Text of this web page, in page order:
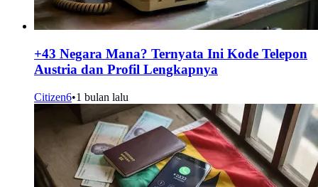
+43 Negara Mana? Ternyata Ini Kode Telepon
Austria dan Profil Lengkapnya
Citizen6•1 bulan lalu